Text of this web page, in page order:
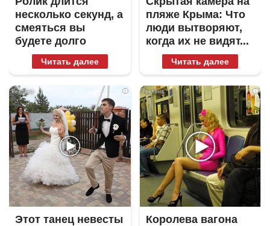
несколько секунд, а
смеяться вы
будете долго
Читать далее
пляже Крыма: Что
люди вытворяют,
когда их не видят...
Читать далее
i
Этот танец невесты
i
Королева вагона